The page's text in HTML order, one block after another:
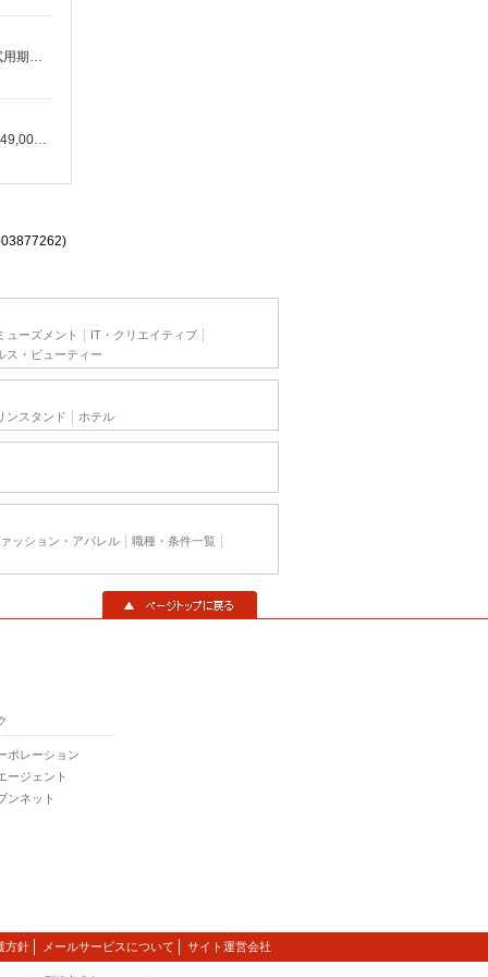
月給 370,000円〜 1年目 370,000円 2年目 380,000円 3年目で400,000円も目指せる！ 事業展開次第でさらに給与UP！！ 試用期間：有 (3カ月） 試用期間中は日給16,000円 ※資格経験能力に応じて月給は決定し選考致します！
月給305,000円〜420,000円 同業種のご経歴・スキルを考慮の上、給与は決定します。 ※上記金額には固定残業代（25時間分／49,000円〜）を含みます。 超過分は別途支給。 ※試用期間3ヶ月あり。 労働条件は本採用と変わりはありません。 ■初年度の年収目安 380万円〜504万円 ■モデル年収例 年収410万円（給与380万円＋賞与30万円）／25歳 経験3年 年収470万円（給与410万円＋賞与60万円）／31歳 経験5年 年収580万円（給与500万円＋賞与80万円）／35歳 経験8年
ューズメント
IT・クリエイティブ
ス・ビューティー
ンスタンド ホテル
ッション・アパレル
職種・条件一覧
ポレーション
ージェント
ンネット
方針 メールサービスについて サイト運営会社